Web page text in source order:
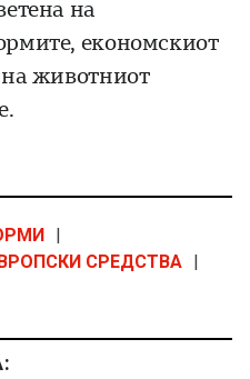
на
економскиот
на животниот
СРЕДСТВА